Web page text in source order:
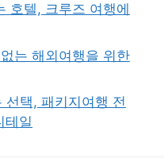
호텔, 크루즈 여행에
는 해외여행을 위한
선택, 패키지여행 전
테일